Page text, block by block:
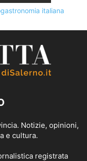
Notizie, opinioni,
e cultura.
registrata